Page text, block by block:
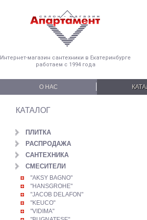
Интернет-магазин сантехники в Екатеринбурге
работаем с 1994 года
О НАС
КАТАЛОГ
ПЛИТКА
РАСПРОДАЖА
САНТЕХНИКА
СМЕСИТЕЛИ
"AKSY BAGNO"
"HANSGROHE"
"JACOB DELAFON"
"KEUCO"
"VIDIMA"